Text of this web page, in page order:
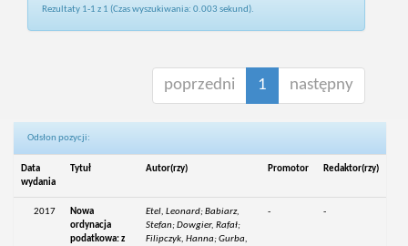
Rezultaty 1-1 z 1 (Czas wyszukiwania: 0.003 sekund).
poprzedni 1 następny
Odsłon pozycji:
Data
wydania
Tytuł Autor(rzy) Promotor Redaktor(rzy)
2017
Nowa
ordynacja
podatkowa: z
Etel, Leonard; Babiarz,
Stefan; Dowgier, Rafał;
Filipczyk, Hanna; Gurba,
- -